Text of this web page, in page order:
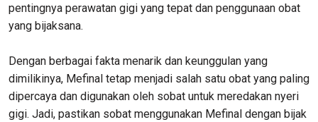
pentingnya perawatan gigi yang tepat dan penggunaan obat
yang bijaksana.
Dengan berbagai fakta menarik dan keunggulan yang
dimilikinya, Mefinal tetap menjadi salah satu obat yang paling
dipercaya dan digunakan oleh sobat untuk meredakan nyeri
gigi. Jadi, pastikan sobat menggunakan Mefinal dengan bijak